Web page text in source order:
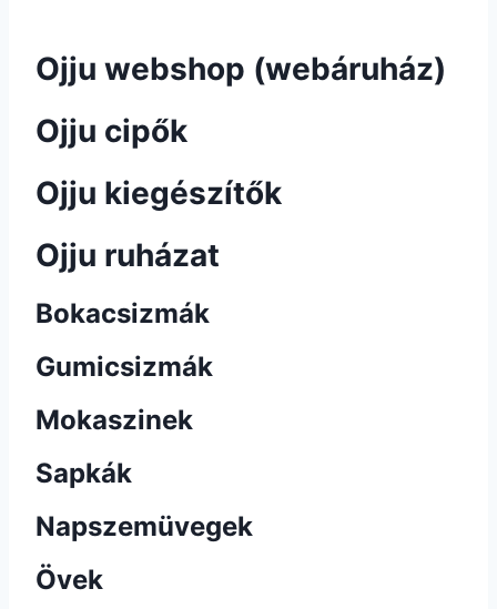
Ojju webshop (webáruház)
Ojju cipők
Ojju kiegészítők
Ojju ruházat
Bokacsizmák
Gumicsizmák
Mokaszinek
Sapkák
Napszemüvegek
Övek